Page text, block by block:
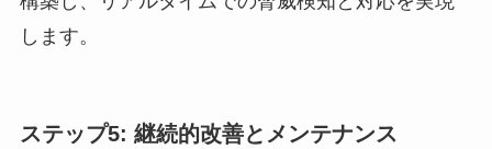
します。
ステップ5: 継続的改善とメンテナンス